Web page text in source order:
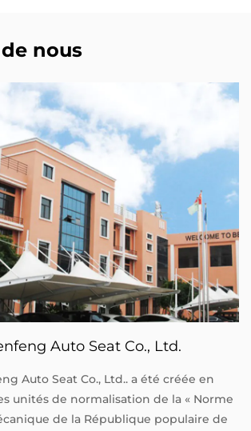
nous
Auto Seat Co., Ltd.
Auto Seat Co., Ltd.. a été créée en
unités de normalisation de la « Norme
de la République populaire de